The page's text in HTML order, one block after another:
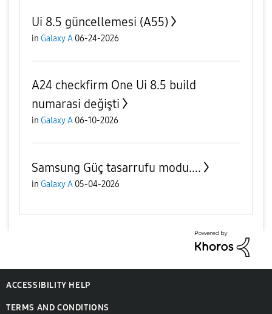
Ui 8.5 güncellemesi (A55)
in Galaxy A 06-24-2026
A24 checkfirm One Ui 8.5 build
numarasi değişti
in Galaxy A 06-10-2026
Samsung Güç tasarrufu modu....
in Galaxy A 05-04-2026
ACCESSIBILITY HELP
TERMS AND CONDITIONS